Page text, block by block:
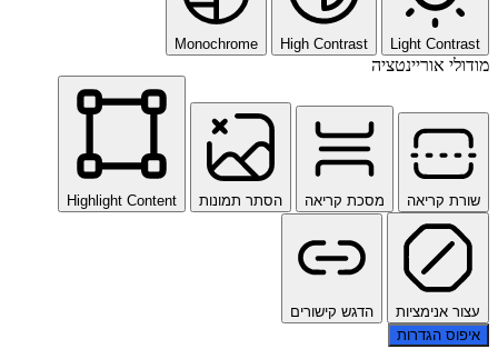
Light Contrast
High Contrast
Monochrome
מודולי אוריינטציה
שורת קריאה מסכת קריאה הסתר תמונות Highlight Content
עצור אנימציות
הדגש קישורים
איפוס הגדרות